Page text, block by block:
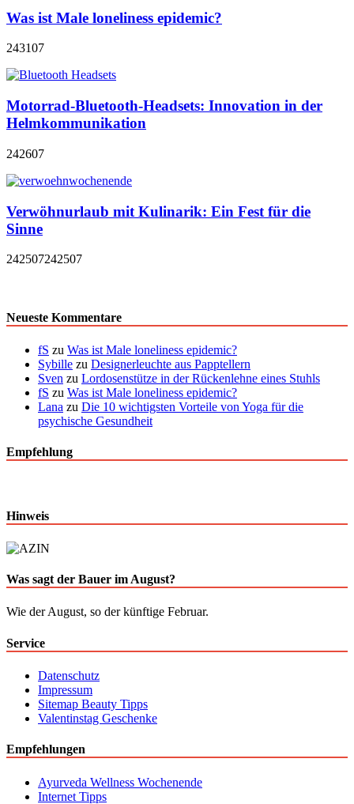
Was ist Male loneliness epidemic?
243107
Motorrad-Bluetooth-Headsets: Innovation in der
Helmkommunikation
242607
Verwöhnurlaub mit Kulinarik: Ein Fest für die
Sinne
242507242507
Neueste Kommentare
fS zu Was ist Male loneliness epidemic?
Sybille zu Designerleuchte aus Papptellern
Sven zu Lordosenstütze in der Rückenlehne eines Stuhls
fS zu Was ist Male loneliness epidemic?
Lana zu Die 10 wichtigsten Vorteile von Yoga für die
psychische Gesundheit
Empfehlung
Hinweis
Was sagt der Bauer im August?
Wie der August, so der künftige Februar.
Service
Datenschutz
Impressum
Sitemap Beauty Tipps
Valentinstag Geschenke
Empfehlungen
Ayurveda Wellness Wochenende
Internet Tipps